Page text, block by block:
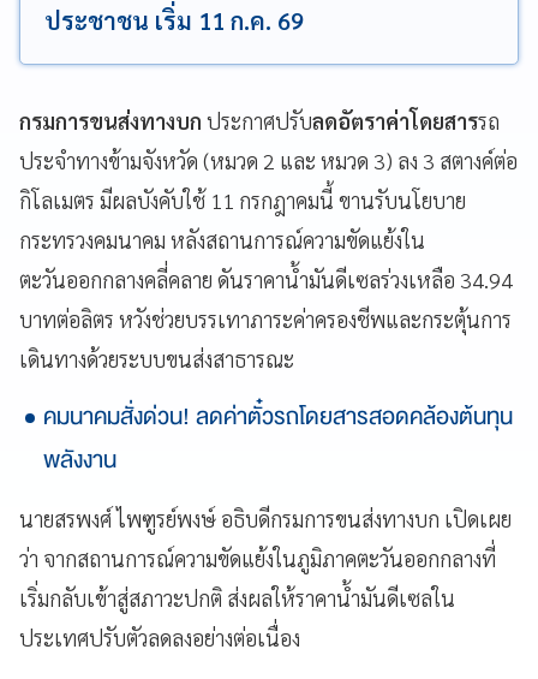
ประชาชน เริ่ม 11 ก.ค. 69
กรมการขนส่งทางบก ประกาศปรับลดอัตราค่าโดยสารรถ
ประจำทางข้ามจังหวัด (หมวด 2 และ หมวด 3) ลง 3 สตางค์ต่อ
กิโลเมตร มีผลบังคับใช้ 11 กรกฎาคมนี้ ขานรับนโยบาย
กระทรวงคมนาคม หลังสถานการณ์ความขัดแย้งใน
ตะวันออกกลางคลี่คลาย ดันราคาน้ำมันดีเซลร่วงเหลือ 34.94
บาทต่อลิตร หวังช่วยบรรเทาภาระค่าครองชีพและกระตุ้นการ
เดินทางด้วยระบบขนส่งสาธารณะ
คมนาคมสั่งด่วน! ลดค่าตั๋วรถโดยสารสอดคล้องต้นทุน
พลังงาน
นายสรพงศ์ ไพฑูรย์พงษ์ อธิบดีกรมการขนส่งทางบก เปิดเผย
ว่า จากสถานการณ์ความขัดแย้งในภูมิภาคตะวันออกกลางที่
เริ่มกลับเข้าสู่สภาวะปกติ ส่งผลให้ราคาน้ำมันดีเซลใน
ประเทศปรับตัวลดลงอย่างต่อเนื่อง